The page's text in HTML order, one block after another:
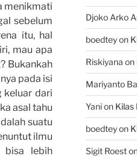
menikmati
sebelum
itu, hal
mau apa
Bukankah
pada isi
keluar dari
asal tahu
suatu
ilmu
bisa lebih
Djoko Arko
boedteyon
Riskiyana on
Mariyanto
Yanion Kilas
boedteyon
Sigit Roest